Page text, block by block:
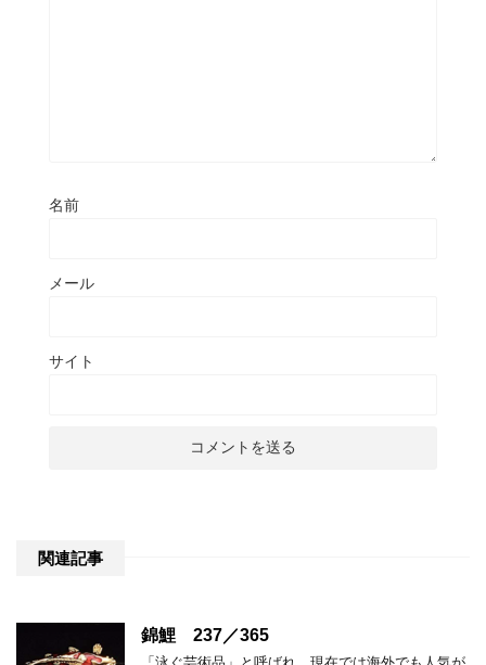
名前
メール
サイト
関連記事
錦鯉 237／365